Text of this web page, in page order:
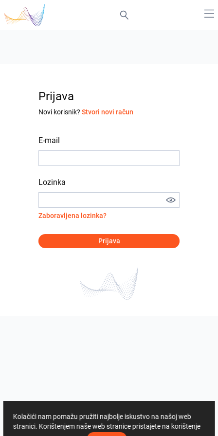
Prijava
Novi korisnik? Stvori novi račun
E-mail
Lozinka
Zaboravljena lozinka?
Prijava
Kolačići nam pomažu pružiti najbolje iskustvo na našoj web
stranici. Korištenjem naše web stranice pristajete na korištenje